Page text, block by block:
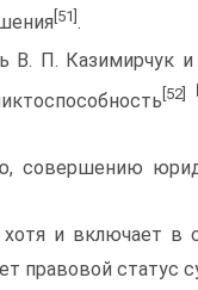
[51] .
В. П. Казимирчук
[52]
совершению
и включает в
правовой статус